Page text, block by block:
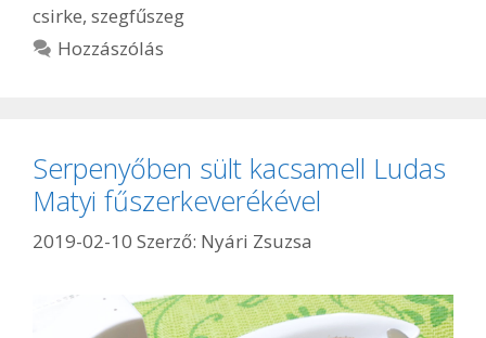
csirke, szegfűszeg
Hozzászólás
Serpenyőben sült kacsamell Ludas
Matyi fűszerkeverékével
2019-02-10 Szerző: Nyári Zsuzsa